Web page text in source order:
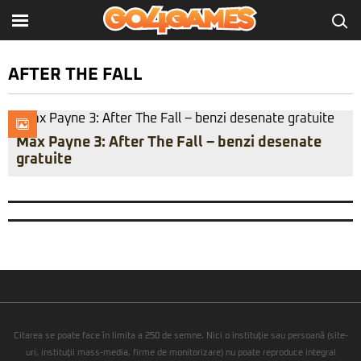
AFTER THE FALL
Max Payne 3: After The Fall – benzi desenate
gratuite
Citarea se poate face în limita a 250 de semne. Nici o instituţie sau persoană (site-
uri, instituţii mass-media, firme de monitorizare) nu poate reproduce integral